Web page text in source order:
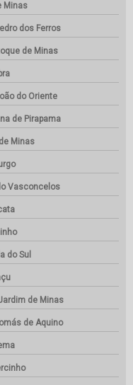
Minas
dos Ferros
de Minas
do Oriente
de Pirapama
Minas
Vasconcelos
do Sul
de Minas
de Aquino